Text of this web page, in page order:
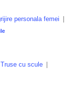
personala femei |
Truse cu scule